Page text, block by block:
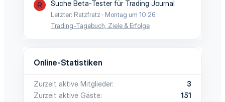
R Suche Beta-Tester für Trading Journal
Letzter: Ratzfratz
Montag um 10:26
Trading-Tagebuch, Ziele & Erfolge
Online-Statistiken
Zurzeit aktive Mitglieder
3
Zurzeit aktive Gäste
151